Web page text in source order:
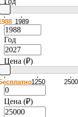
1989
Год
Цена (₽)
1250 2500
Цена (₽)